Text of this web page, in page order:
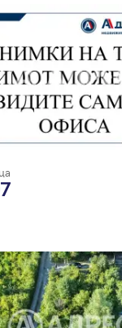
си, за да активирате
с вас!